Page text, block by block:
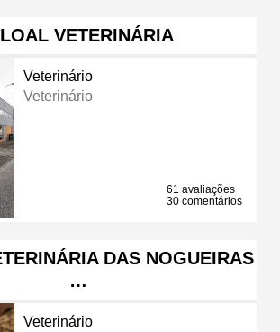
VETERINÁRIA
Veterinário
Veterinário
61 avaliações
30 comentários
DAS NOGUEIRAS
…
Veterinário